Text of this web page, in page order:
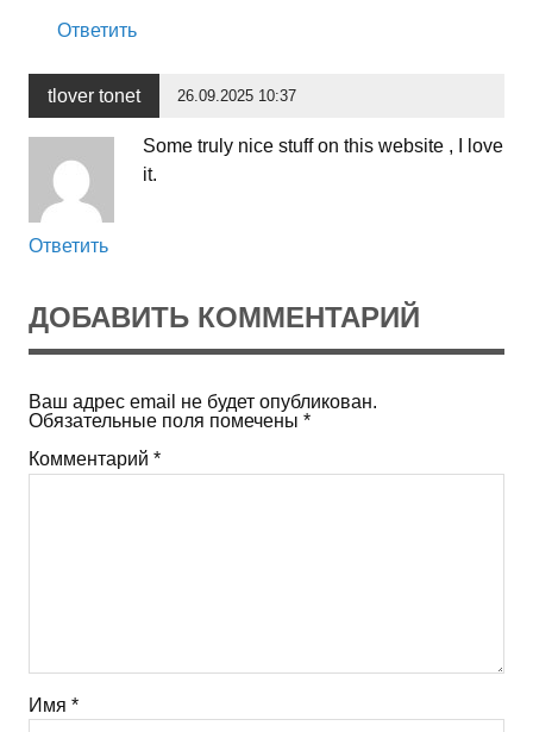
Ответить
tlover tonet 26.09.2025 10:37
Some truly nice stuff on this website , I love
it.
Ответить
ДОБАВИТЬ КОММЕНТАРИЙ
Ваш адрес email не будет опубликован.
Обязательные поля помечены *
Комментарий *
Имя *